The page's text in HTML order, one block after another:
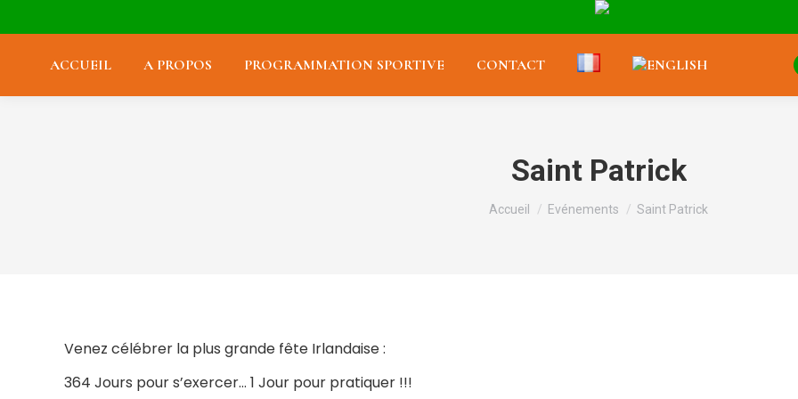
ACCUEIL A PROPOS PROGRAMMATION SPORTIVE CONTACT
Saint Patrick
Vous êtes ici :
Accueil Evénements Saint Patrick
Venez célébrer la plus grande fête Irlandaise :
364 Jours pour s’exercer… 1 Jour pour pratiquer !!!